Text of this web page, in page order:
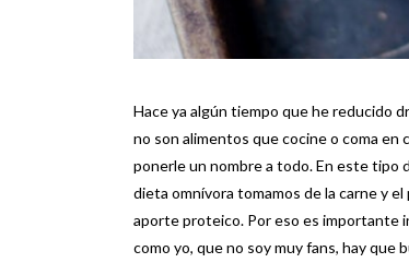
Hace ya algún tiempo que he reducido
no son alimentos que cocine o coma en
ponerle un nombre a todo. En este tipo
dieta omnívora tomamos de la carne y
aporte proteico. Por eso es importante
como yo, que no soy muy fans, hay que